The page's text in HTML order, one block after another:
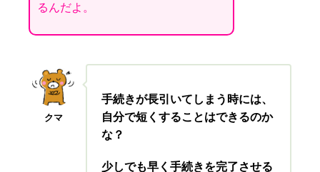
るんだよ。
クマ
手続きが長引いてしまう時には、
自分で短くすることはできるのか
な？
少しでも早く手続きを完了させる